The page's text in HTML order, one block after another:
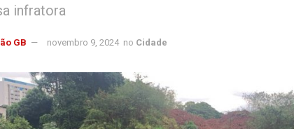
infratora
GB novembro 9, 2024 no Cidade